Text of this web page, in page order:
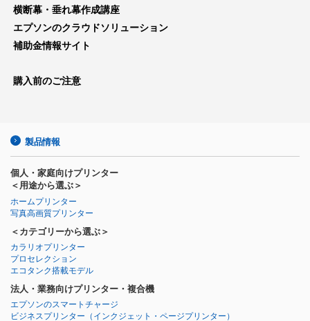
横断幕・垂れ幕作成講座
エプソンのクラウドソリューション
補助金情報サイト
購入前のご注意
製品情報
個人・家庭向けプリンター
＜用途から選ぶ＞
ホームプリンター
写真高画質プリンター
＜カテゴリーから選ぶ＞
カラリオプリンター
プロセレクション
エコタンク搭載モデル
法人・業務向けプリンター・複合機
エプソンのスマートチャージ
ビジネスプリンター （インクジェット・ページプリンター）